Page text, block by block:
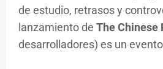
de estudio, retrasos y
lanzamiento de The Chinese
desarrolladores) es un